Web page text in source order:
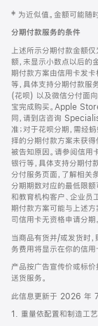
页
页
脚
注
‡ 为近似值。金额可能随
分期付款服务的条件
上述所示分期付款金额
额，未显示小数点以后的
期付款方案由信用卡发卡
等，具体支持分期付款服
(花呗) 以及微信分付面
宝完成购买。Apple
同，请到店咨询
准；对于花呗分期，需经
择的分期付款方案未获得
被告知原因。请参阅信用
银行等，具体支持分期付
分付服务页面，了解相关
分期期数对应的最低限额
和教育机构客户、企业
期付款方案可能与上述方
司信用卡无资格申请分
当商品有货并/或发货时
务费用将显示在你的信用
产品按广告宣传价或标价
送货服务。
此信息更新于 2026 年
1. 重量依配置和制造工艺